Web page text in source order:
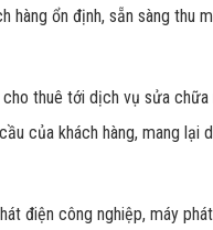
hàng ổn định, sẵn sàng thu
thuê tới dịch vụ sửa chữa
của khách hàng, mang lại
điện công nghiệp, máy